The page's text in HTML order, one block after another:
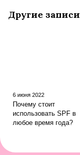
Другие записи
6 июня 2022
Почему стоит
использовать SPF в
любое время года?